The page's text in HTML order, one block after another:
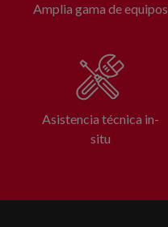
Amplia gama de equipos
Asistencia técnica in-
situ